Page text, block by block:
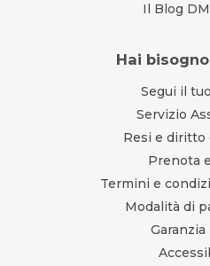
Il Blog
Hai
Segui il
Servizio
Resi e diritto
Prenota
Termini e
Modalità di
Garanzia